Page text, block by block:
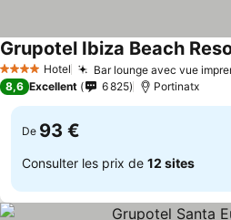
4 Étoiles Hotel Bar lounge avec vue
Grupotel Ibiza Beach
8,6 Excellent 6 825 Portinatx
De 93 €
Consulter les prix de 12 sites